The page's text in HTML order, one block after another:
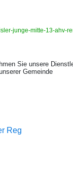
junge-mitte-13-ahv-
Sie unsere
Gemeinde
Reg